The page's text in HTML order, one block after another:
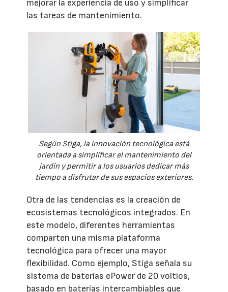
mejorar la experiencia de uso y simplificar
las tareas de mantenimiento.
Según Stiga, la innovación tecnológica está
orientada a simplificar el mantenimiento del
jardín y permitir a los usuarios dedicar más
tiempo a disfrutar de sus espacios exteriores.
Otra de las tendencias es la creación de
ecosistemas tecnológicos integrados. En
este modelo, diferentes herramientas
comparten una misma plataforma
tecnológica para ofrecer una mayor
flexibilidad. Como ejemplo, Stiga señala su
sistema de baterías ePower de 20 voltios,
basado en baterías intercambiables que